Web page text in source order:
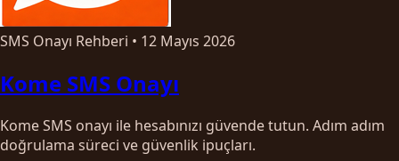
SMS Onayı Rehberi • 12 Mayıs 2026
Kome SMS Onayı
Kome SMS onayı ile hesabınızı güvende tutun. Adım adım
doğrulama süreci ve güvenlik ipuçları.